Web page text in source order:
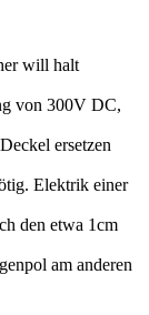
will halt
von 300V DC,
ersetzen
Elektrik einer
den etwa 1cm
am anderen